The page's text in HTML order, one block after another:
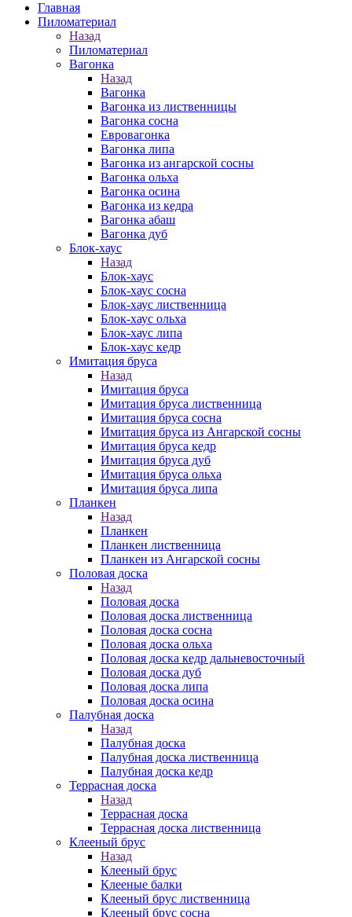
Главная
Пиломатериал
Назад
Пиломатериал
Вагонка
Назад
Вагонка
Вагонка из лиственницы
Вагонка сосна
Евровагонка
Вагонка липа
Вагонка из ангарской сосны
Вагонка ольха
Вагонка осина
Вагонка из кедра
Вагонка абаш
Вагонка дуб
Блок-хаус
Назад
Блок-хаус
Блок-хаус сосна
Блок-хаус лиственница
Блок-хаус ольха
Блок-хаус липа
Блок-хаус кедр
Имитация бруса
Назад
Имитация бруса
Имитация бруса лиственница
Имитация бруса сосна
Имитация бруса из Ангарской сосны
Имитация бруса кедр
Имитация бруса дуб
Имитация бруса ольха
Имитация бруса липа
Планкен
Назад
Планкен
Планкен лиственница
Планкен из Ангарской сосны
Половая доска
Назад
Половая доска
Половая доска лиственница
Половая доска сосна
Половая доска ольха
Половая доска кедр дальневосточный
Половая доска дуб
Половая доска липа
Половая доска осина
Палубная доска
Назад
Палубная доска
Палубная доска лиственница
Палубная доска кедр
Террасная доска
Назад
Террасная доска
Террасная доска лиственница
Клееный брус
Назад
Клееный брус
Клееные балки
Клееный брус лиственница
Клееный брус сосна